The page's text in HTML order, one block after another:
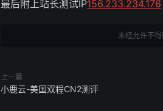
最后附上站长测试IP156.233.234.176
未经允许不得
上一篇
小鹿云-美国双程CN2测评